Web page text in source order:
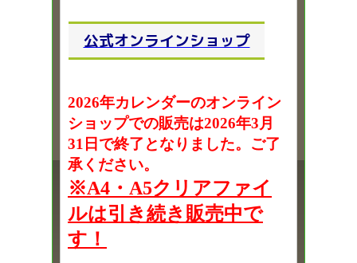
公式オンラインショップ
2026年カレンダーのオンライン
ショップでの販売は2026年3月
31日で終了となりました。ご了
承ください。
※A4・A5クリアファイ
ルは引き続き販売中で
す！